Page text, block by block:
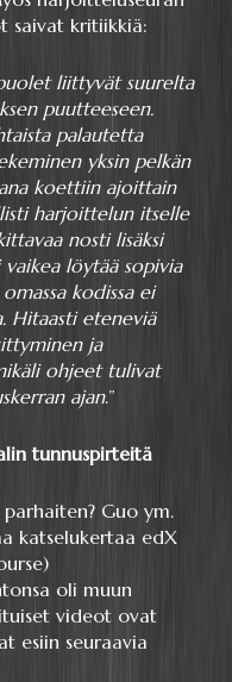
saivat kritiikkiä:
liittyvät suurelta
puutteeseen.
palautetta
yksin pelkän
koettiin ajoittain
harjoittelun itselle
nosti lisäksi
löytää sopivia
kodissa ei
Hitaasti eteneviä
ja
ohjeet tulivat
ajan.”
tunnuspirteitä
Guo ym.
katselukertaa edX
oli muun
videot ovat
esiin seuraavia